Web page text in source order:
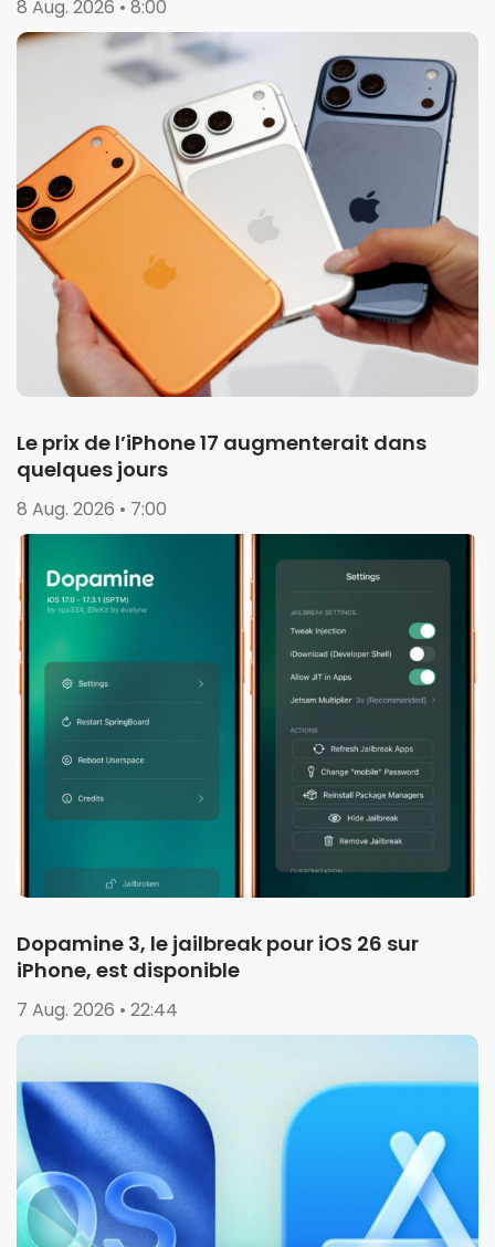
8 Aug. 2026 • 8:00
Le prix de l’iPhone 17 augmenterait dans
quelques jours
8 Aug. 2026 • 7:00
Dopamine 3, le jailbreak pour iOS 26 sur
iPhone, est disponible
7 Aug. 2026 • 22:44